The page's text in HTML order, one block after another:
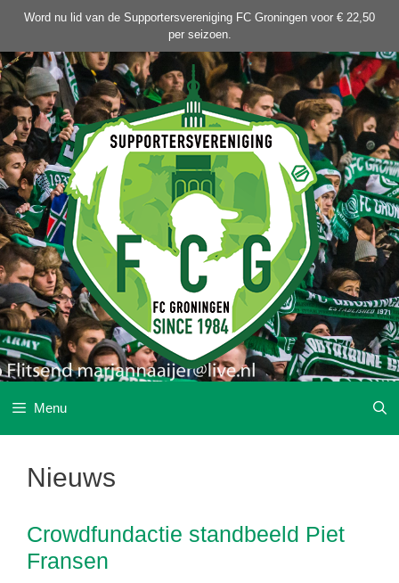
de
inhoud
Word nu lid van de Supportersvereniging FC Groningen voor € 22,50
per seizoen.
Menu
Nieuws
Crowdfundactie standbeeld Piet
Fransen